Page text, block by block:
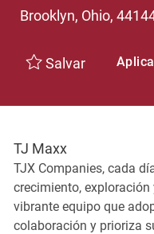
Brooklyn, Ohio,
Salvar
TJ Maxx
TJX Companies, cada
crecimiento,
vibrante equipo que
colaboración y prioriza